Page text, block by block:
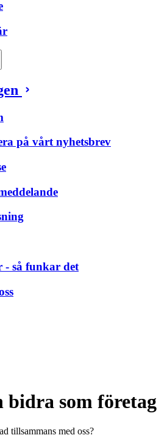
på vårt nyhetsbrev
- så funkar det
bidra som företag
tillsammans med oss?